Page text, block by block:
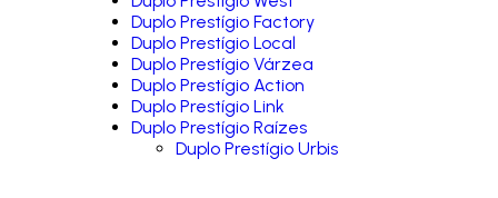
Duplo Prestígio Factory
Duplo Prestígio Local
Duplo Prestígio Várzea
Duplo Prestígio Action
Duplo Prestígio Link
Duplo Prestígio Raízes
Duplo Prestígio Urbis